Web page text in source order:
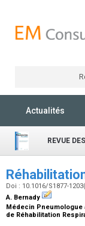
Actualités
REVUE
Doi : 10.1016/S1877-
A. Bernady
Médecin Pneumologue
de Réhabilitation